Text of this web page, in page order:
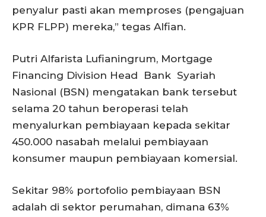
penyalur pasti akan memproses (pengajuan
KPR FLPP) mereka,” tegas Alfian.
Putri Alfarista Lufianingrum, Mortgage
Financing Division Head Bank Syariah
Nasional (BSN) mengatakan bank tersebut
selama 20 tahun beroperasi telah
menyalurkan pembiayaan kepada sekitar
450.000 nasabah melalui pembiayaan
konsumer maupun pembiayaan komersial.
Sekitar 98% portofolio pembiayaan BSN
adalah di sektor perumahan, dimana 63%